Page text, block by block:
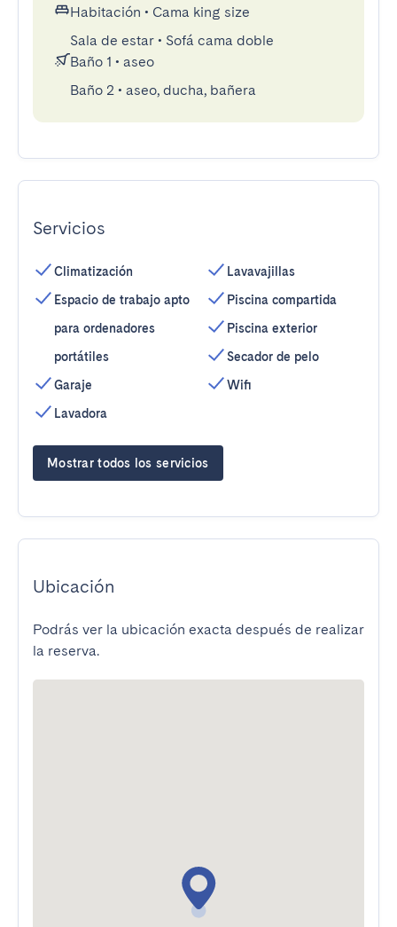
Habitación • Cama king size
Sala de estar • Sofá cama doble
Baño 1 • aseo
Baño 2 • aseo, ducha, bañera
Servicios
Climatización
Espacio de trabajo apto
para ordenadores
portátiles
Garaje
Lavadora
Lavavajillas
Piscina compartida
Piscina exterior
Secador de pelo
Wifi
Mostrar todos los servicios
Ubicación
Podrás ver la ubicación exacta después de realizar
la reserva.